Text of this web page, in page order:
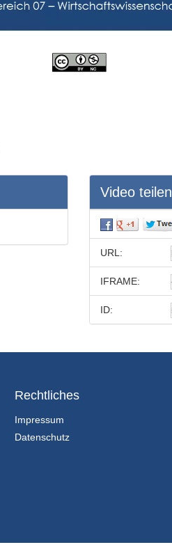
Video teilen
URL:
IFRAME:
ID:
Rechtliches
Impressum
Datenschutz